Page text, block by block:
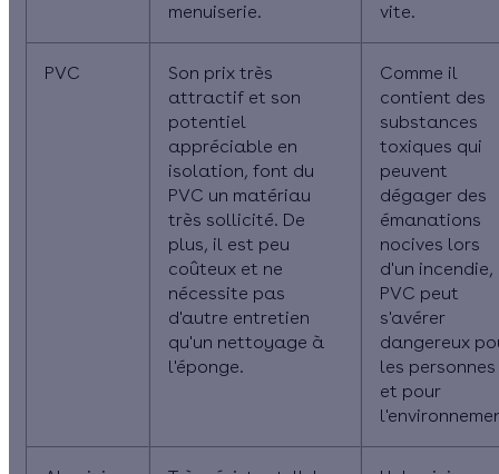
menuiserie.
vite.
PVC
Son prix très
attractif et son
potentiel
appréciable en
isolation, font du
PVC un matériau
très sollicité. De
plus, il est peu
coûteux et ne
nécessite pas
d'autre entretien
qu'un nettoyage à
l'éponge.
Comme il
contient des
substances
toxiques qui
peuvent
dégager des
émanations
nocives lors
d'un incendie,
PVC peut
s'avérer
dangereux
les personnes
et pour